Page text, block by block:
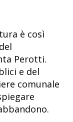
è così
Perotti.
e del
comunale